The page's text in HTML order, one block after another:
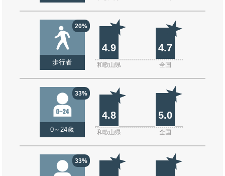
20%
歩行者
4.9 4.7
和歌山県 全国
33%
0～24歳
4.8 5.0
和歌山県 全国
33%